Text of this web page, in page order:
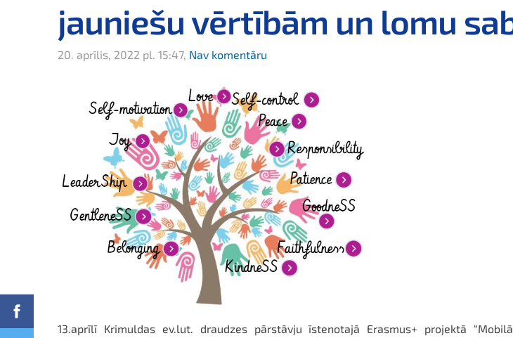
jauniešu vērtībām un lomu
20. aprīlis, 2022 pl. 15:47, Nav komentāru
13.aprīlī Krimuldas ev.lut. draudzes pārstāvju īstenotajā Erasmus+ projektā